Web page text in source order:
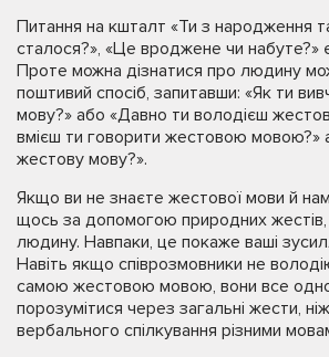
Питання на кшталт «Ти з народження
сталося?», «Це вроджене чи набуте?»
Проте можна дізнатися про людину
поштивий спосіб, запитавши: «Як ти
мову?» або «Давно ти володієш
вмієш ти говорити жестовою мовою?»
жестову мову?».
Якщо ви не знаєте жестової мови й
щось за допомогою природних
людину. Навпаки, це покаже ваші
Навіть якщо співрозмовники не
самою жестовою мовою, вони все
порозумітися через загальні жести,
вербального спілкування різними